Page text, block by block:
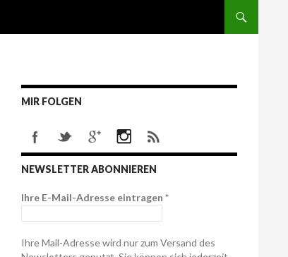
MIR FOLGEN
NEWSLETTER ABONNIEREN
Ihre E-Mail-Adresse eintragen *
Ihre Mail-Adresse wird nur zum Versand des